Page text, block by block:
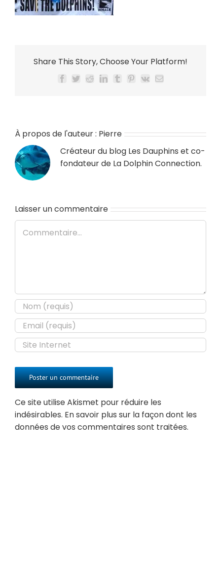
Share This Story, Choose Your Platform!
Facebook
TwitterRedditLinkedIn
TumblrPinterest
Vk Email
À propos de l'auteur : Pierre
Créateur du blog Les Dauphins et co-
fondateur de La Dolphin Connection.
Laisser un commentaire
Commentaire
Ce site utilise Akismet pour réduire les
indésirables. En savoir plus sur la façon dont les
données de vos commentaires sont traitées.